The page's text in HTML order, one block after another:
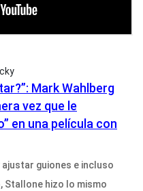
Mark Wahlberg
vez que le
en una película con
guiones e incluso
Stallone hizo lo mismo